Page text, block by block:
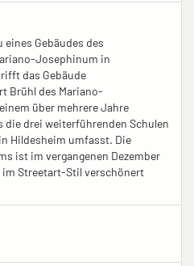
Gebäudes des
Josephinum in
das Gebäude
Brühl des Mariano-
über mehrere Jahre
die drei weiterführenden Schulen
Hildesheim umfasst. Die
ist im vergangenen Dezember
im Streetart-Stil verschönert